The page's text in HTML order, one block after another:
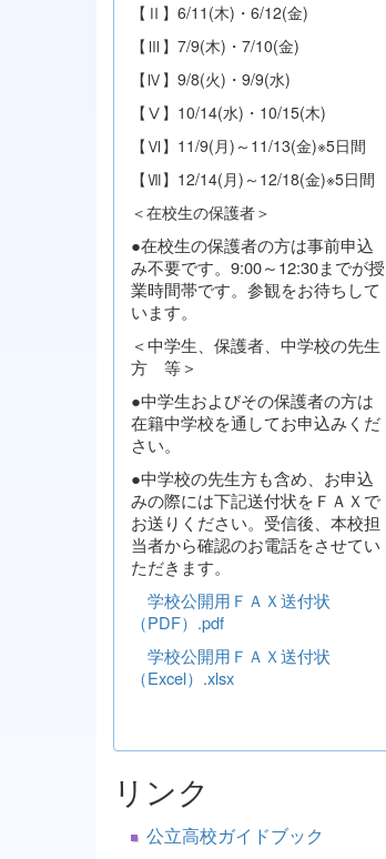
【Ⅱ】6/11(木)・6/12(金)
【Ⅲ】7/9(木)・7/10(金)
【Ⅳ】9/8(火)・9/9(水)
【Ⅴ】10/14(水)・10/15(木)
【Ⅵ】11/9(月)～11/13(金)※5日間
【Ⅶ】12/14(月)～12/18(金)※5日間
＜在校生の保護者＞
●在校生の保護者の方は事前申込
み不要です。 9:00～12:30までが授
業時間帯です。参観をお待ちして
います。
＜中学生、保護者、中学校の先生
方 等＞
●中学生およびその保護者の方は
在籍中学校を通してお申込みくだ
さい。
●中学校の先生方も含め、お申込
みの際には下記送付状をＦＡＸで
お送りください。受信後、本校担
当者から確認のお電話をさせてい
ただきます。
学校公開用ＦＡＸ送付状
（PDF）.pdf
学校公開用ＦＡＸ送付状
（Excel）.xlsx
リンク
公立高校ガイドブック